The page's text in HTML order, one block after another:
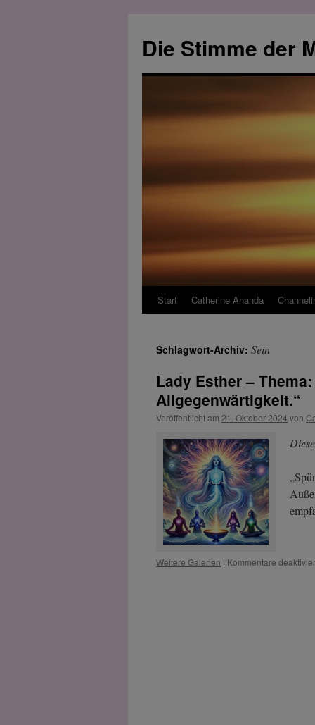
springen
Die Stimme der
Start Catherine Ananda
Schlagwort-Archiv: Sein
Lady Esther –
Allgegenwärtigkeit.“
Veröffentlicht am 21. Oktober 2024 von
Weitere Galerien | Kommentare